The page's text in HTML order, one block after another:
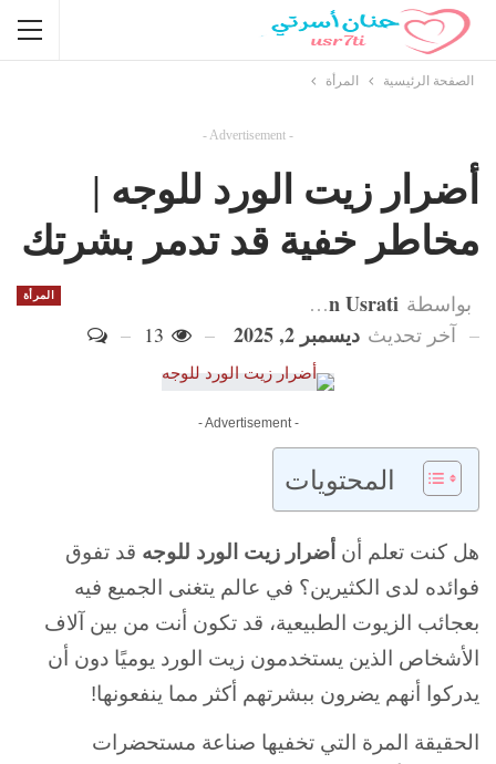
الصفحة الرئيسية المرأة
- Advertisement -
أضرار زيت الورد للوجه |
مخاطر خفية قد تدمر بشرتك
المرأة بواسطة Hanan Usrati
آخر تحديث ديسمبر 2, 2025
- Advertisement -
المحتويات
هل كنت تعلم أن أضرار زيت الورد للوجه قد تفوق
فوائده لدى الكثيرين؟ في عالم يتغنى الجميع فيه
بعجائب الزيوت الطبيعية، قد تكون أنت من بين آلاف
الأشخاص الذين يستخدمون زيت الورد يوميًا دون أن
يدركوا أنهم يضرون ببشرتهم أكثر مما ينفعونها!
الحقيقة المرة التي تخفيها صناعة مستحضرات